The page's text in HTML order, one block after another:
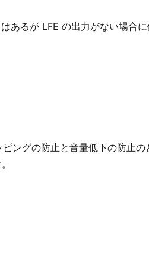
あるが LFE の出力がない場合に
ングの防止と音量低下の防止の